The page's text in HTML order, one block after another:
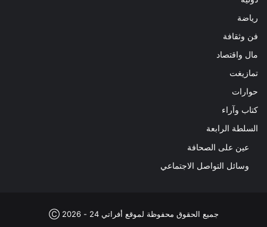
رياضة
فن وثقافة
مال واقتصاد
تمازيغت
حوارات
كتاب وآراء
السلطة الرابعة
عين على الصحافة
وسائل التواصل الاجتماعي
جميع الحقوق محفوظة لموقع أفراتي 24 - 2026 Ⓒ